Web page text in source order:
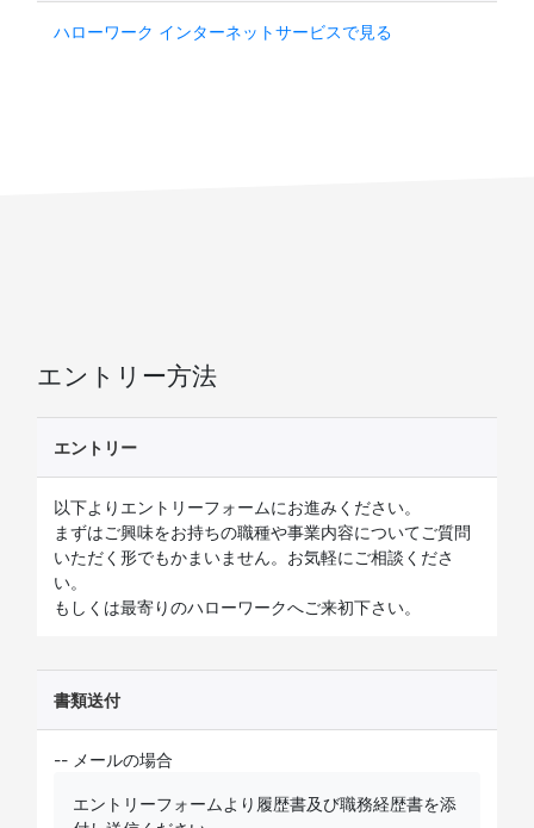
ハローワーク インターネットサービスで見る
エントリー方法
エントリー
以下よりエントリーフォームにお進みください。
まずはご興味をお持ちの職種や事業内容についてご質問
いただく形でもかまいません。お気軽にご相談くださ
い。
もしくは最寄りのハローワークへご来初下さい。
書類送付
-- メールの場合
エントリーフォームより履歴書及び職務経歴書を添